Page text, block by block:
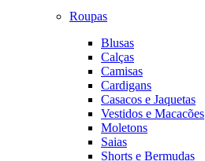
Roupas
Blusas
Calças
Camisas
Cardigans
Casacos e Jaquetas
Vestidos e Macacões
Moletons
Saias
Shorts e Bermudas